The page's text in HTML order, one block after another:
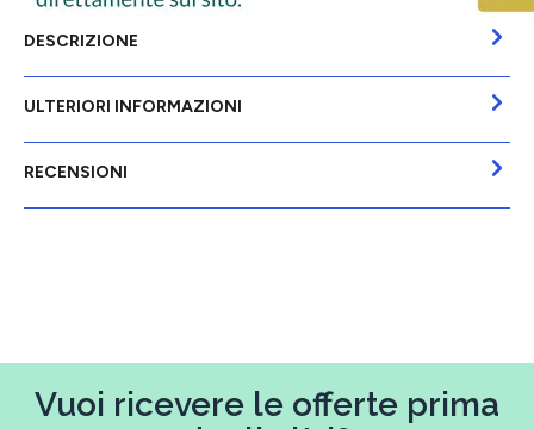
DESCRIZIONE
ULTERIORI INFORMAZIONI
RECENSIONI
Vuoi ricevere le offerte prima